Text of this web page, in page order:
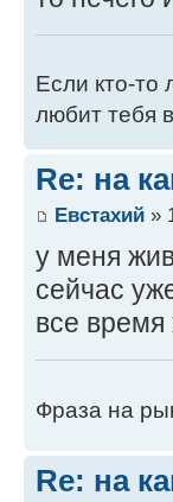
Если кто-то
любит тебя
Re: на
Евстахий »
у меня
сейчас
все время
Фраза на
Re: на